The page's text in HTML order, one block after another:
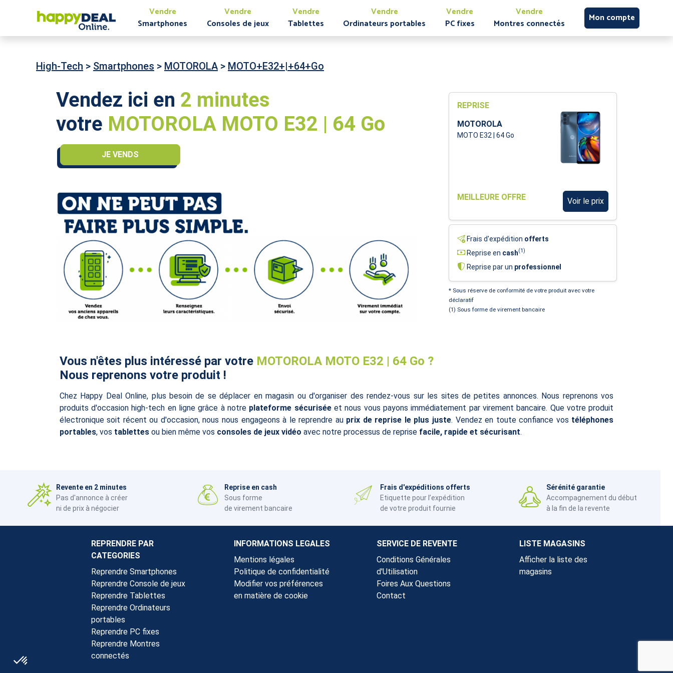
Vendre
Smartphones
Vendre
Consoles de jeux
Vendre
Tablettes
Vendre
Ordinateurs portables
Vendre
PC fixes
Vendre
Montres connectés
Mon compte
High-Tech > Smartphones > MOTOROLA > MOTO+E32+|+64+Go
Vendez ici en 2 minutes
votre MOTOROLA MOTO E32 | 64 Go
JE VENDS
REPRISE
MOTOROLA
MOTO E32 | 64 Go
MEILLEURE OFFRE Voir le prix
Frais d'expédition offerts
Reprise en cash(1)
Reprise par un professionnel
* Sous réserve de conformité de votre produit avec votre
déclaratif
(1) Sous forme de virement bancaire
Vous n'êtes plus intéressé par votre MOTOROLA MOTO E32 | 64 Go ?
Nous reprenons votre produit !
Chez Happy Deal Online, plus besoin de se déplacer en magasin ou d'organiser des rendez-vous sur les sites de petites annonces. Nous reprenons vos
produits d'occasion high-tech en ligne grâce à notre plateforme sécuriséeet nous vous payons immédiatement par virement bancaire. Que votre produit
électronique soit récent ou d'occasion, nous nous engageons à le reprendre au prix de reprise le plus juste. Vendez en toute confiance vos téléphones
portables, vos tablettesou bien même vos consoles de jeux vidéo avec notre processus de reprise facile, rapide et sécurisant.
Revente en 2 minutes
Pas d'annonce à créer
ni de prix à négocier
Reprise en cash
Sous forme
de virement bancaire
Frais d'expéditions offerts
Etiquette pour l’expédition
de votre produit fournie
Sérénité garantie
Accompagnement du début
à la fin de la revente
REPRENDRE PAR
CATEGORIES
Reprendre Smartphones
Reprendre Console de jeux
Reprendre Tablettes
Reprendre Ordinateurs
portables
Reprendre PC fixes
Reprendre Montres
connectés
INFORMATIONS LEGALES
Mentions légales
Politique de confidentialité
Modifier vos préférences
en matière de cookie
SERVICE DE REVENTE
Conditions Générales
d'Utilisation
Foires Aux Questions
Contact
LISTE MAGASINS
Afficher la liste des
magasins